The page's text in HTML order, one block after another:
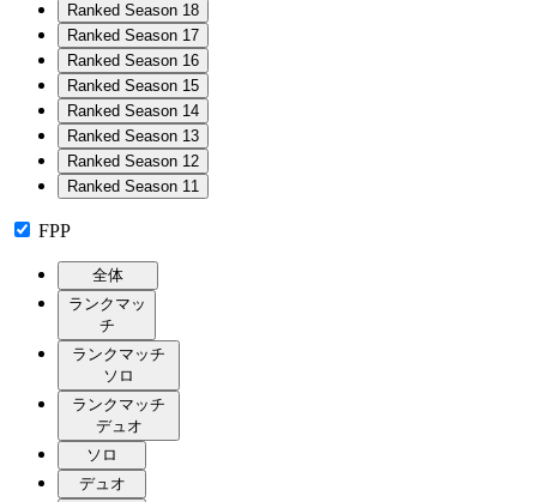
Ranked Season 18
Ranked Season 17
Ranked Season 16
Ranked Season 15
Ranked Season 14
Ranked Season 13
Ranked Season 12
Ranked Season 11
FPP
全体
ランクマッ
チ
ランクマッチ
ソロ
ランクマッチ
デュオ
ソロ
デュオ